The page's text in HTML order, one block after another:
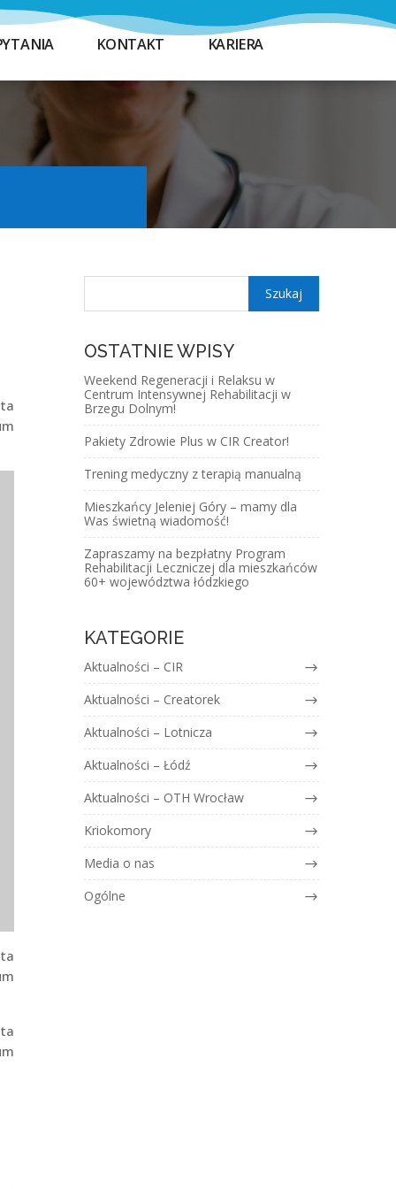
KONTAKT KARIERA
OSTATNIE WPISY
Weekend Regeneracji i Relaksu w
Centrum Intensywnej Rehabilitacji w
Brzegu Dolnym!
Pakiety Zdrowie Plus w CIR Creator!
Trening medyczny z terapią manualną
Mieszkańcy Jeleniej Góry – mamy dla
Was świetną wiadomość!
Zapraszamy na bezpłatny Program
Rehabilitacji Leczniczej dla mieszkańców
60+ województwa łódzkiego
KATEGORIE
Aktualności – CIR
Aktualności – Creatorek
Aktualności – Lotnicza
Aktualności – Łódź
Aktualności – OTH Wrocław
Kriokomory
Media o nas
Ogólne